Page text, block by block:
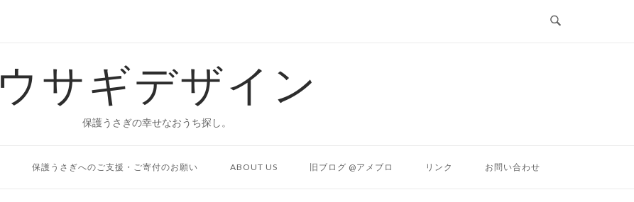
ウサギデザイン
保護うさぎの幸せなおうち探し。
保護うさぎへのご支援・ご寄付のお願い ABOUT US 旧ブログ @アメブロ リンク お問い合わせ